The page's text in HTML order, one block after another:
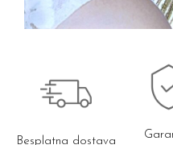
Besplatna dostava